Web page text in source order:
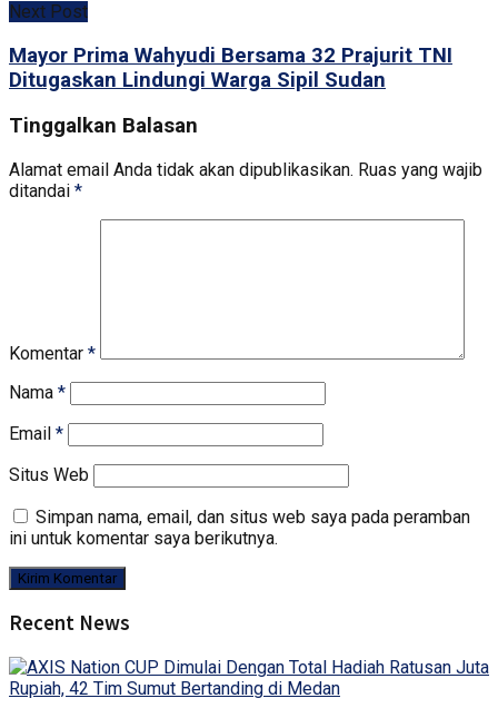
Next Post
Mayor Prima Wahyudi Bersama 32 Prajurit TNI
Ditugaskan Lindungi Warga Sipil Sudan
Tinggalkan Balasan
Alamat email Anda tidak akan dipublikasikan. Ruas yang wajib
ditandai *
Komentar *
Nama *
Email *
Situs Web
Simpan nama, email, dan situs web saya pada peramban
ini untuk komentar saya berikutnya.
Recent News